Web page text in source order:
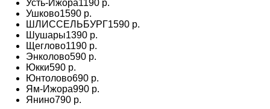
Усть-Ижора1190 р.
Ушково1590 р.
ШЛИССЕЛЬБУРГ1590 р.
Шушары1390 р.
Щеглово1190 р.
Энколово590 р.
Юкки590 р.
Юнтолово690 р.
Ям-Ижора990 р.
Янино790 р.